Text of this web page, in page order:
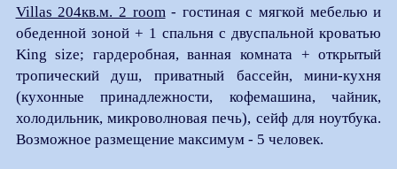
Villas 204кв.м. 2 room- гостиная с мягкой мебелью и
обеденной зоной + 1 спальня с двуспальной кроватью
King size; гардеробная, ванная комната + открытый
тропический душ, приватный бассейн, мини-кухня
(кухонные принадлежности, кофемашина, чайник,
холодильник, микроволновая печь), сейф для ноутбука.
Возможное размещение максимум - 5 человек.